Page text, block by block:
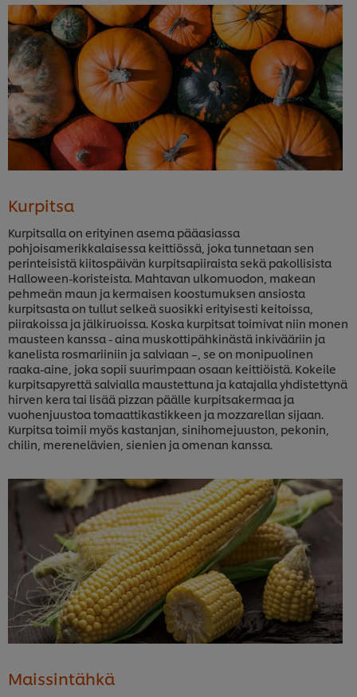
Kurpitsa
Kurpitsalla on erityinen asema pääasiassa
pohjoisamerikkalaisessa keittiössä, joka tunnetaan sen
perinteisistä kiitospäivän kurpitsapiiraista sekä pakollisista
Halloween-koristeista. Mahtavan ulkomuodon, makean
pehmeän maun ja kermaisen koostumuksen ansiosta
kurpitsasta on tullut selkeä suosikki erityisesti keitoissa,
piirakoissa ja jälkiruoissa. Koska kurpitsat toimivat niin monen
mausteen kanssa - aina muskottipähkinästä inkivääriin ja
kanelista rosmariiniin ja salviaan –, se on monipuolinen
raaka-aine, joka sopii suurimpaan osaan keittiöistä. Kokeile
kurpitsapyrettä salvialla maustettuna ja katajalla yhdistettynä
hirven kera tai lisää pizzan päälle kurpitsakermaa ja
vuohenjuustoa tomaattikastikkeen ja mozzarellan sijaan.
Kurpitsa toimii myös kastanjan, sinihomejuuston, pekonin,
chilin, merenelävien, sienien ja omenan kanssa.
Maissintähkä